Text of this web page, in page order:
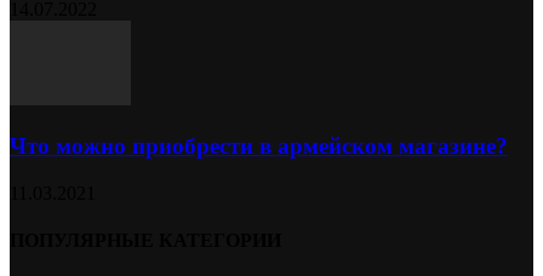
Что можно приобрести в армейском магазине?